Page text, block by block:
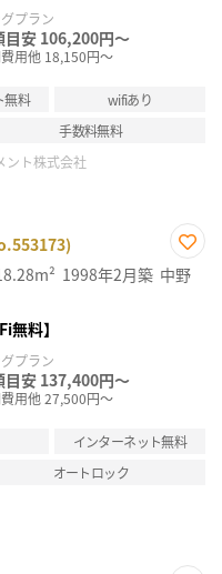
プラン
目安 106,200円～
用他 18,150円～
無料
wifiあり
手数料無料
ント株式会社
お気
に入
1998年2月築 中野
無料】
プラン
目安 137,400円～
用他 27,500円～
インターネット無料
オートロック